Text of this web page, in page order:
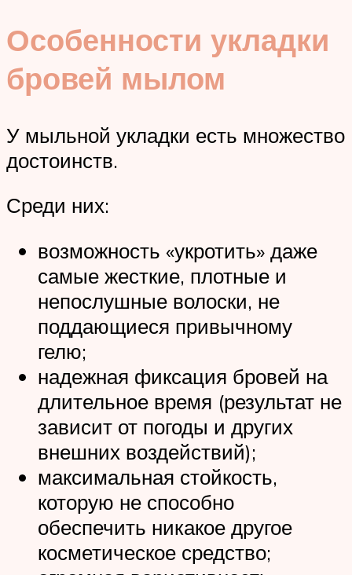
Особенности укладки
бровей мылом
У мыльной укладки есть множество
достоинств.
Среди них:
возможность «укротить» даже
самые жесткие, плотные и
непослушные волоски, не
поддающиеся привычному
гелю;
надежная фиксация бровей на
длительное время (результат не
зависит от погоды и других
внешних воздействий);
максимальная стойкость,
которую не способно
обеспечить никакое другое
косметическое средство;